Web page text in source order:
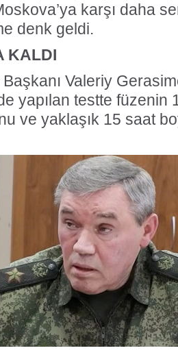
karşı daha
denk geldi.
KALDI
Valeriy
yapılan testte füzenin
ve yaklaşık 15 saat